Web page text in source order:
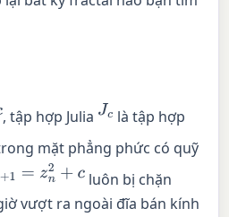
, tập hợp Julia Jc là tập hợp
mặt phẳng phức có quỹ
+1 =zn2+ c
luôn bị chặn
vượt ra ngoài đĩa bán kính